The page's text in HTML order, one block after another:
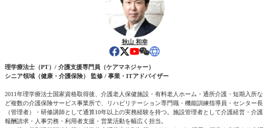
秋山 和幸
理学療法士（PT）/ 介護支援専門員（ケアマネジャー）
シニア領域（健康・介護保険） 監修 / 事業・ITアドバイザー
2011年理学療法士国家資格取得後、介護老人保健施設・有料老人ホーム・通所介護・短期入所な
ど複数の介護保険サービス事業所で、リハビリテーション専門職・機能訓練指導員・センター長
（管理者）・研修講師として通算10年以上の実務経験を持つ。施設管理者として介護経営・介護
報酬請求・人事労務・利用者支援・営業活動を幅広く担当。